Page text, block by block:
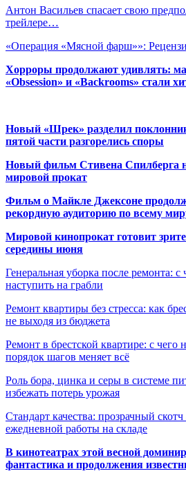
Антон Васильев спасает свою
трейлере…
«Операция «Мясной фарш»»:
Хорроры продолжают удивлять:
«Obsession» и «Backrooms» стали
Новый «Шрек» разделил
пятой части разгорелись споры
Новый фильм Стивена Спилберга
мировой прокат
Фильм о Майкле Джексоне
рекордную аудиторию по всему
Мировой кинопрокат готовит
середины июня
Генеральная уборка после ремонта: с
наступить на грабли
Ремонт квартиры без стресса: как
не выходя из бюджета
Ремонт в брестской квартире: с чего
порядок шагов меняет всё
Роль бора, цинка и серы в системе
избежать потерь урожая
Стандарт качества: прозрачный
ежедневной работы на складе
В кинотеатрах этой весной
фантастика и продолжения